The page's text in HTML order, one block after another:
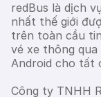
redBus là dịch
nhất thế giới
trên toàn cầu
vé xe thông qua
Android cho tất
Công ty TNHH